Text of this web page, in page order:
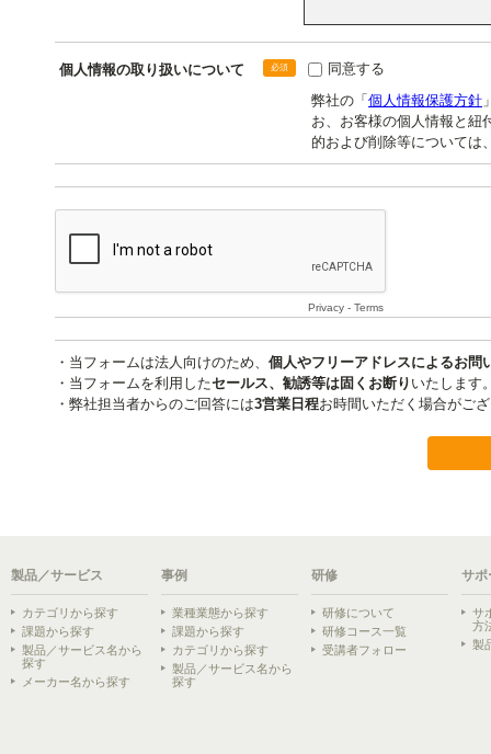
製品／サービス
カテゴリから探す
課題から探す
製品／サービス名から
探す
メーカー名から探す
事例
業種業態から探す
課題から探す
カテゴリから探す
製品／サービス名から
探す
研修
研修について
研修コース一覧
受講者フォロー
サポ
サ
方
製